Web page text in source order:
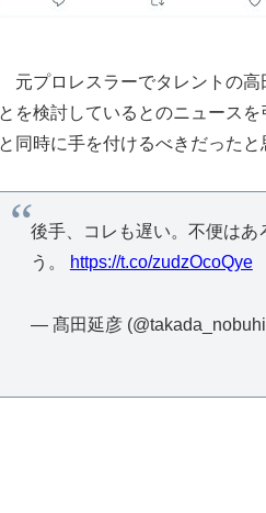
元プロレスラーでタレントの高
とを検討しているとのニュース
と同時に手を付けるべきだった
後手、コレも遅い。不便は
う。
https://t.co/zudzOcoQye
— 髙田延彦